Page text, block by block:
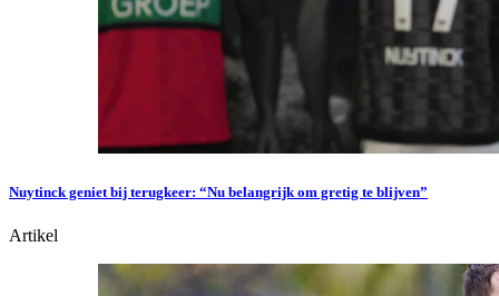
Nuytinck geniet bij terugkeer: “Nu belangrijk om gretig te blijven”
Artikel